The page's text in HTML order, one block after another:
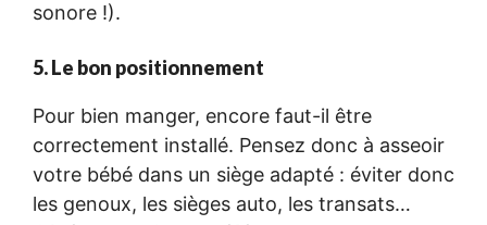
sonore !).
5. Le bon positionnement
Pour bien manger, encore faut-il être
correctement installé. Pensez donc à asseoir
votre bébé dans un siège adapté : éviter donc
les genoux, les sièges auto, les transats…